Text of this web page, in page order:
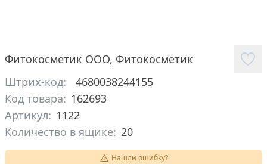
Фитокосметик ООО, Фитокосметик
Штрих-код:
4680038244155
Код товара: 162693
Артикул: 1122
Количество в ящике: 20
Нашли ошибку?